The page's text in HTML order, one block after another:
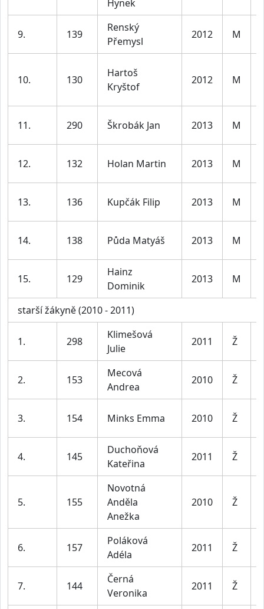
Hynek
9. 139
Renský
Přemysl
2012 M
10. 130
Hartoš
Kryštof
2012 M
11. 290 Škrobák Jan 2013 M
12. 132 Holan Martin 2013 M
13. 136 Kupčák Filip 2013 M
14. 138 Půda Matyáš 2013 M
15. 129
Hainz
Dominik
2013 M
starší žákyně (2010 - 2011)
1. 298
Klimešová
Julie
2011 Ž
2. 153
Mecová
Andrea
2010 Ž
3. 154 Minks Emma 2010 Ž
4. 145
Duchoňová
Kateřina
2011 Ž
5. 155
Novotná
Anděla
Anežka
2010 Ž
6. 157
Poláková
Adéla
2011 Ž
7. 144
Černá
Veronika
2011 Ž